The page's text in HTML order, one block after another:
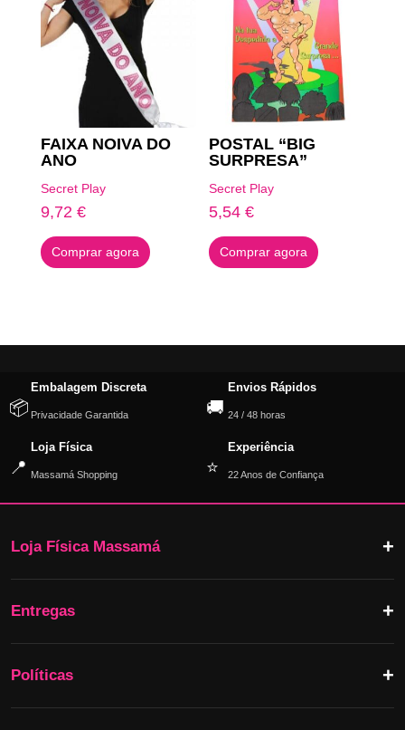
FAIXA NOIVA DO
ANO
Secret Play
9,72 €
Comprar agora
POSTAL “BIG
SURPRESA”
Secret Play
5,54€
Comprar agora
📦
Embalagem Discreta
Privacidade Garantida 🚚
Envios Rápidos
24 / 48 horas
📍
Loja Física
Massamá Shopping ⭐
Experiência
22 Anos de Confiança
Loja Física Massamá
Entregas
Políticas